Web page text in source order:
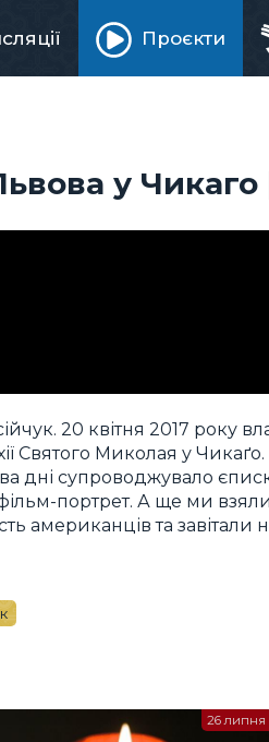
Проєкти
у
20 квітня 2017 року
Миколая у Чикаґо.
супроводжувало
портрет. А ще ми
американців та завітали
26 липня